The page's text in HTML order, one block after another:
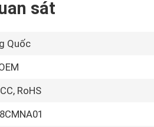
sát
Quốc
RoHS